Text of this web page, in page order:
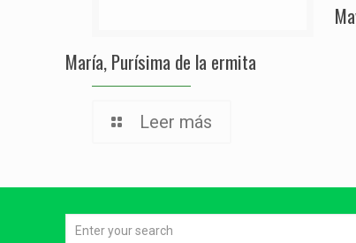
María, Purísima de la ermita
Leer más